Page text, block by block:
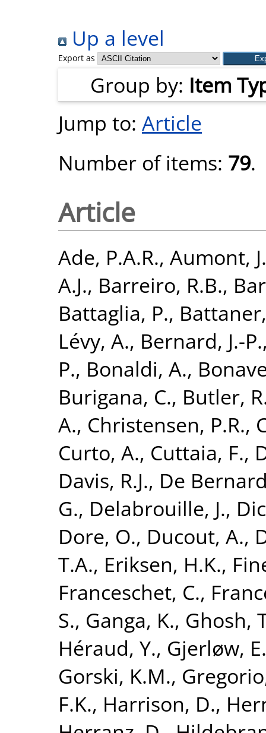
Up a level
Export as
Group by: Item
Jump to: Article
Number of items: 79.
Article
Ade, P.A.R., Aumont, J.
A.J., Barreiro, R.B.,
Battaglia, P.,
Lévy, A., Bernard, J.-P.
P., Bonaldi, A.,
Burigana, C., Butler,
A., Christensen, P.R.,
Curto, A., Cuttaia, F.,
Davis, R.J., De
G., Delabrouille, J.,
Dore, O., Ducout, A.,
T.A., Eriksen, H.K.,
Franceschet, C.,
S., Ganga, K., Ghosh,
Héraud, Y., Gjerløw, E.
Gorski, K.M.,
F.K., Harrison, D.,